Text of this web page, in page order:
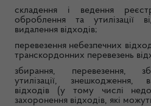
складення і ведення
оброблення та утилізації
видалення відходів;
перевезення небезпечних
транскордонних перевезень
збирання, перевезення,
утилізації, знешкодження,
відходів (у тому числі
захоронення відходів, які